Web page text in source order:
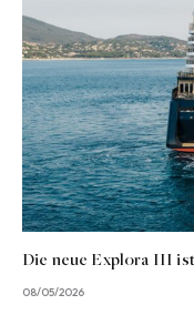
Die neue Explora III
08/05/2026